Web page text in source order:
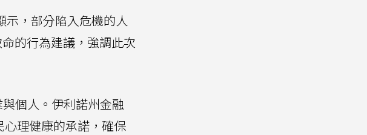
示，部分陷入危機的人
的行為建議，強調此次
個人。伊利諾州金融
理健康的承諾，確保